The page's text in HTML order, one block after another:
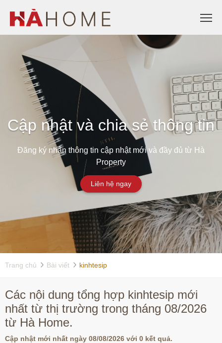
Cập nhật và chia sẻ thông tin
Đăng ký nhận thông tin cập nhật mới và đầy đủ từ Hà
Property
Liên hệ ngay
Trang chủ Bài viết kinhtesip
Các nội dung tổng hợp kinhtesip mới
nhất từ thị trường trong tháng 08/2026
từ Hà Home.
Cập nhật mới nhất ngày 08/08/2026 với 0 kết quả.